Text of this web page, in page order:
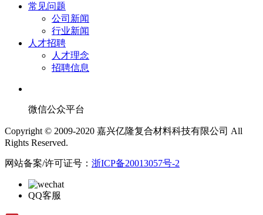
常见问题
公司新闻
行业新闻
人才招聘
人才理念
招聘信息
微信公众平台
Copyright © 2009-2020 嘉兴亿隆复合材料科技有限公司 All
Rights Reserved.
网站备案/许可证号： 浙ICP备20013057号-2
QQ客服